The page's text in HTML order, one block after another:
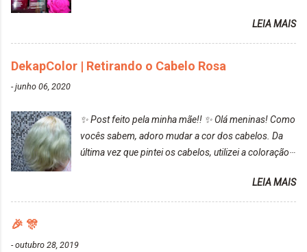
turquesa (meio desbotado), e após a utilização meu
cabelo ficou roxo com mechinhas azul, rosa e meio
cinza... FICOU LINDOOOOO!!! Cabelo antes: Cabelo
depois: Bom, sobre a tinta, eu achei ela muito liquida,
tinta ficava manchado. Meu banheiro inteiro ficou
rosa, minha mão, meu corpo todo, porém, ela tem
uma fixação muito boa (Deu para perceber kkk) Sem
LEIA MAIS
DekapColor | Retirando o Cabelo Rosa
-junho 06, 2020
✨ Post feito pela minha mãe!! ✨ Olá meninas! Como
vocês sabem, adoro mudar a cor dos cabelos. Da
última vez que pintei os cabelos, utilizei a coloração
ressaltar que meu cabelo estava platinado. O tom
ficou um rosa antigo, cobriu muito bem e não
LEIA MAIS
🎉 🎊
-outubro 28, 2019